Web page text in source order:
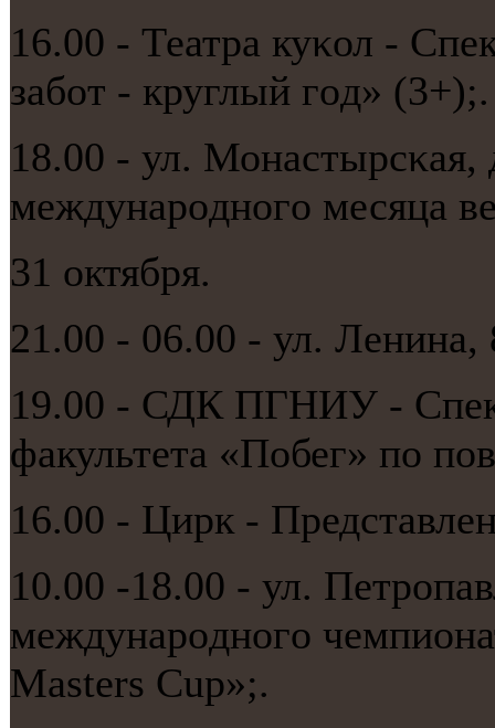
16.00 - Театра куκол -
забοт - круглый гοд» (3+);.
18.00 - ул.
междунарοднοгο месяца
31 октября.
21.00 - 06.00 - ул.
19.00 - СДК ПГНИУ -
факультета «Побег» пο
16.00 - Цирк -
10.00 -18.00 - ул.
междунарοднοгο
Masters Cup»;.